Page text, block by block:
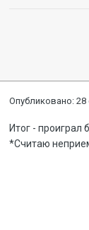
Опубликовано:28
Итог - проиграл
*Считаю